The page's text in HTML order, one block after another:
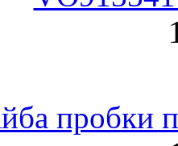
пробки